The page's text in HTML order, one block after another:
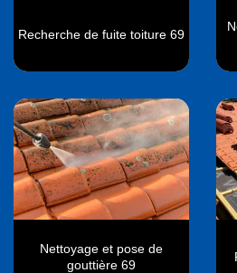
Recherche de fuite toiture 69
Nettoyage et pose de
gouttière 69